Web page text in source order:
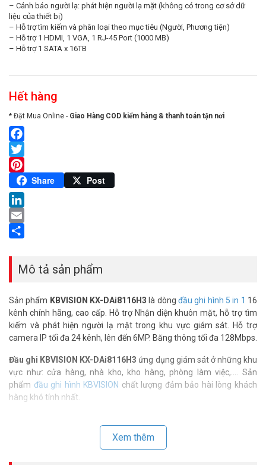
– Cảnh báo người lạ: phát hiện người lạ mặt (không có trong cơ sở dữ
liệu của thiết bị)
– Hỗ trợ tìm kiếm và phân loại theo mục tiêu (Người, Phương tiện)
– Hỗ trợ 1 HDMI, 1 VGA, 1 RJ-45 Port (1000 MB)
– Hỗ trợ 1 SATA x 16TB
Hết hàng
* Đặt Mua Online - Giao Hàng COD kiểm hàng & thanh toán tận nơi
Facebook
Twitter
Pinterest
Share Post
LinkedIn
Email
Mô tả sản phẩm
Sản phẩm KBVISION KX-DAi8116H3 là dòngđầu ghi hình 5 in 1 16
kênh chính hãng, cao cấp. Hỗ trợ Nhận diện khuôn mặt, hỗ trợ tìm
kiếm và phát hiện người lạ mặt trong khu vực giám sát. Hỗ trợ
camera IP tối đa 24 kênh, lên đến 6MP. Băng thông tối đa 128Mbps.
Đầu ghi KBVISION KX-DAi8116H3 ứng dụng giám sát ở những khu
vực như: cửa hàng, nhà kho, kho hàng, phòng làm việc,…. Sản
phẩm đầu ghi hình KBVISION chất lượng đảm bảo hài lòng khách
hàng khó tính nhất.
kênh KBVISION KX-DAi8116H3
Xem thêm